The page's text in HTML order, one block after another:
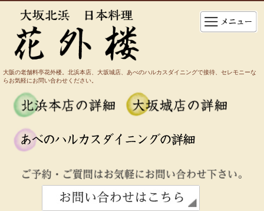
大阪の老舗料亭花外楼。北浜本店、大坂城店、あべのハルカスダイニングで接待、セレモニーな
らお気軽にお問い合わせください。